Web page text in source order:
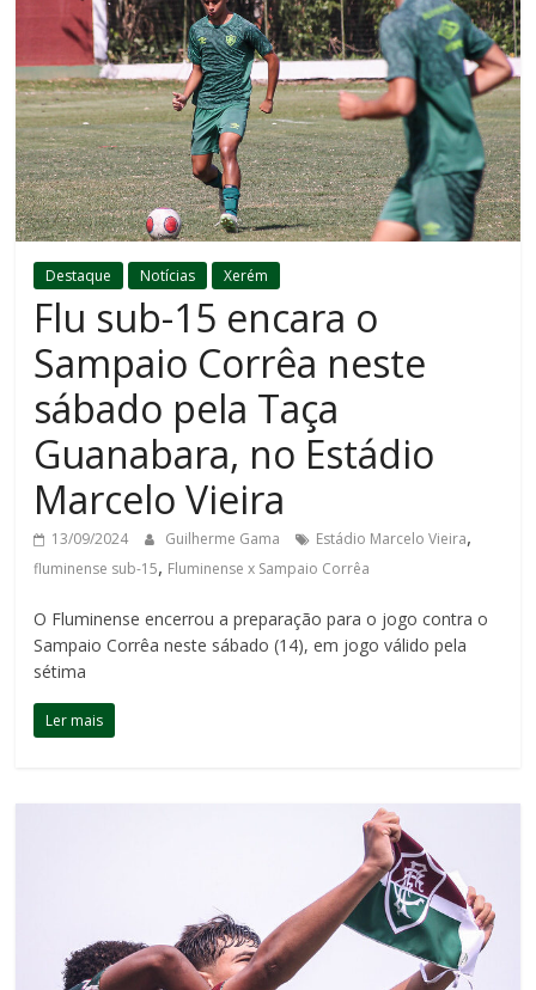
Destaque Notícias Xerém
Flu sub-15 encara o
Sampaio Corrêa neste
sábado pela Taça
Guanabara, no Estádio
Marcelo Vieira
13/09/2024 Guilherme Gama Estádio Marcelo Vieira,
fluminense sub-15, Fluminense x Sampaio Corrêa
O Fluminense encerrou a preparação para o jogo contra o
Sampaio Corrêa neste sábado (14), em jogo válido pela
sétima
Ler mais